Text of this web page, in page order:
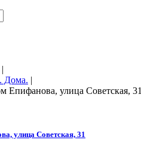
|
Дома. |
Епифанова, улица Советская, 31
улица Советская, 31